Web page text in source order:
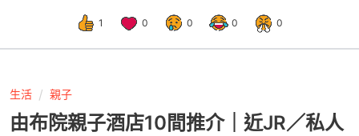
1 0 0 0 0
生活 親子
由布院親子酒店10間推介｜近JR／私人